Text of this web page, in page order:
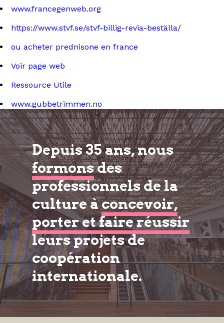
www.francegenweb.org
https://www.stvf.se/stvf-billig-revia-beställa/
ou acheter prednisone en france
Voir page web
Ressource Utile
www.gubbetrimmen.no
Depuis 35 ans, nous
formonsdes
professionnels de la
culture àconcevoir,
porter et faire réussir
leurs projets de
coopération
internationale.